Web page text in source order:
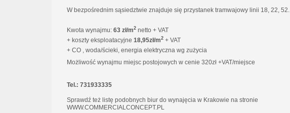
W bezpośrednim sąsiedztwie znajduje się przystanek tramwajowy linii 18, 22, 52.
Kwota wynajmu: 63 zł/m2 netto + VAT
+ koszty eksploatacyjne 18,95zł/m2 + VAT
+ CO , woda/ścieki, energia elektryczna wg zużycia
Możliwość wynajmu miejsc postojowych w cenie 320zł +VAT/miejsce
Tel.: 731933335
Sprawdź też listę podobnych biur do wynajęcia w Krakowie na stronie
WWW.COMMERCIALCONCEPT.PL